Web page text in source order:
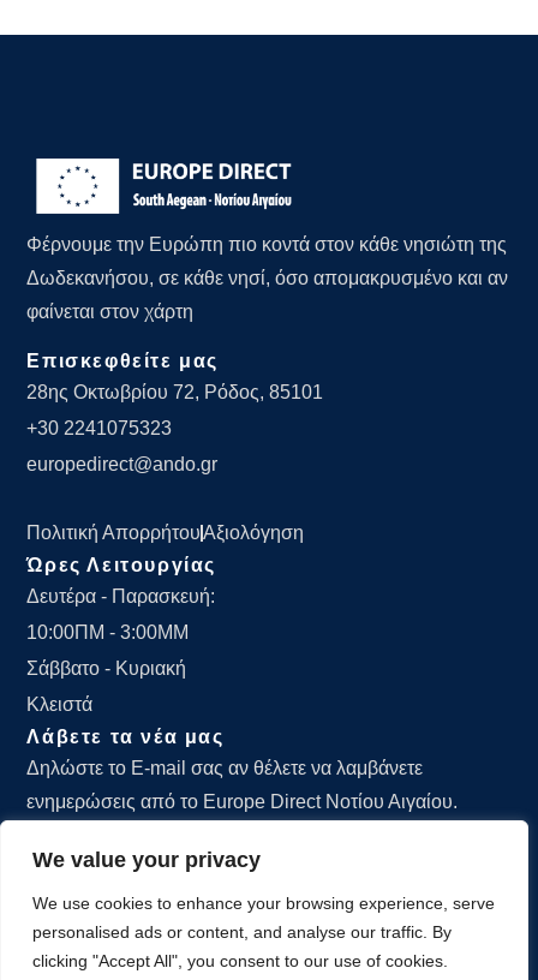
We value your privacy
We use cookies to enhance your browsing experience, serve
personalised ads or content, and analyse our traffic. By
clicking "Accept All", you consent to our use of cookies.
Φέρνουμε την Ευρώπη πιο κοντά στον κάθε νησιώτη της
Δωδεκανήσου, σε κάθε νησί, όσο απομακρυσμένο και αν
φαίνεται στον χάρτη
Επισκεφθείτε μας
28ης Οκτωβρίου 72, Ρόδος, 85101
+30 2241075323
europedirect@ando.gr
Πολιτική ΑπορρήτουΑξιολόγηση
Ώρες Λειτουργίας
Δευτέρα - Παρασκευή:
10:00ΠΜ - 3:00ΜΜ
Σάββατο - Κυριακή
Κλειστά
Λάβετε τα νέα μας
Δηλώστε το E-mail σας αν θέλετε να λαμβάνετε
ενημερώσεις από το Europe Direct Νοτίου Αιγαίου.